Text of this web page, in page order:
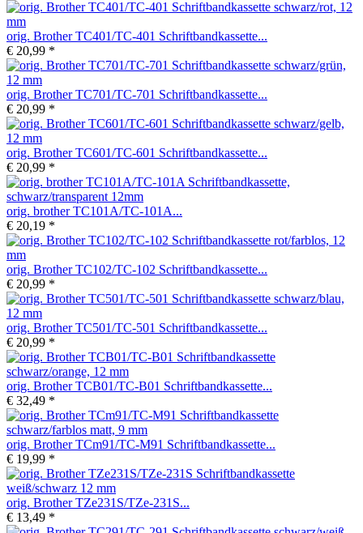
orig. Brother TC401/TC-401 Schriftbandkassette...
€ 20,99 *
orig. Brother TC701/TC-701 Schriftbandkassette...
€ 20,99 *
orig. Brother TC601/TC-601 Schriftbandkassette...
€ 20,99 *
orig. brother TC101A/TC-101A...
€ 20,19 *
orig. Brother TC102/TC-102 Schriftbandkassette...
€ 20,99 *
orig. Brother TC501/TC-501 Schriftbandkassette...
€ 20,99 *
orig. Brother TCB01/TC-B01 Schriftbandkassette...
€ 32,49 *
orig. Brother TCm91/TC-M91 Schriftbandkassette...
€ 19,99 *
orig. Brother TZe231S/TZe-231S...
€ 13,49 *